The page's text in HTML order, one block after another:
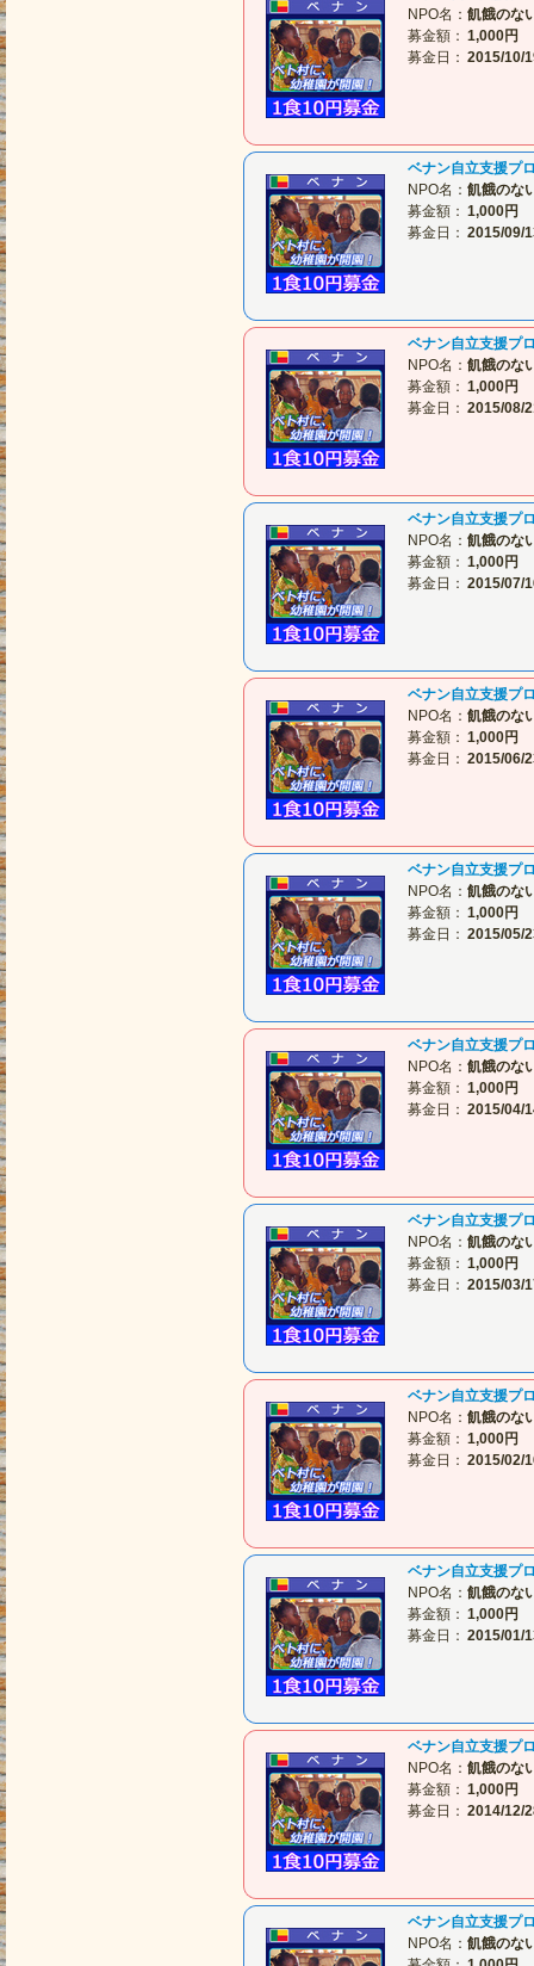
NPO名： 飢餓のな
募金額： 1,000円
募金日： 2015/10/
ベナン自立支援プ
NPO名： 飢餓のな
募金額： 1,000円
募金日： 2015/09/
ベナン自立支援プ
NPO名： 飢餓のな
募金額： 1,000円
募金日： 2015/08/
ベナン自立支援プ
NPO名： 飢餓のな
募金額： 1,000円
募金日： 2015/07/
ベナン自立支援プ
NPO名： 飢餓のな
募金額： 1,000円
募金日： 2015/06/
ベナン自立支援プ
NPO名： 飢餓のな
募金額： 1,000円
募金日： 2015/05/
ベナン自立支援プ
NPO名： 飢餓のな
募金額： 1,000円
募金日： 2015/04/
ベナン自立支援プ
NPO名： 飢餓のな
募金額： 1,000円
募金日： 2015/03/
ベナン自立支援プ
NPO名： 飢餓のな
募金額： 1,000円
募金日： 2015/02/
ベナン自立支援プ
NPO名： 飢餓のな
募金額： 1,000円
募金日： 2015/01/
ベナン自立支援プ
NPO名： 飢餓のな
募金額： 1,000円
募金日： 2014/12/
ベナン自立支援プ
NPO名： 飢餓のな